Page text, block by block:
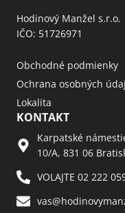
Hodinový Manžel s.r.o.
IČO: 51726971
Obchodné podmienky
Ochrana osobných
Lokalita
KONTAKT
Karpatské
10/A, 831 06
VOLAJTE 02 222